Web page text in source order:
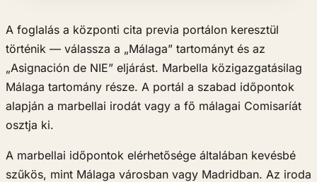
A foglalás a központi cita previa portálon keresztül
történik — válassza a „Málaga” tartományt és az
„Asignación de NIE” eljárást. Marbella közigazgatásilag
Málaga tartomány része. A portál a szabad időpontok
alapján a marbellai irodát vagy a fő málagai Comisaríát
osztja ki.
A marbellai időpontok elérhetősége általában kevésbé
szűkös, mint Málaga városban vagy Madridban. Az iroda